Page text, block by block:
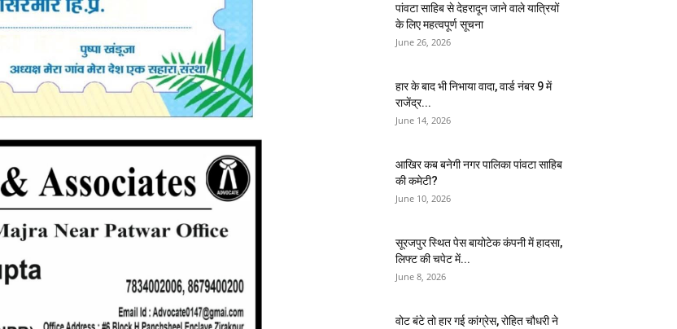
पांवटा साहिब से देहरादून जाने वाले यात्रियों
के लिए महत्वपूर्ण सूचना
June 26, 2026
हार के बाद भी निभाया वादा, वार्ड नंबर 9 में
राजेंद्र...
June 14, 2026
आखिर कब बनेगी नगर पालिका पांवटा साहिब
की कमेटी?
June 10, 2026
सूरजपुर स्थित पेस बायोटेक कंपनी में हादसा,
लिफ्ट की चपेट में...
June 8, 2026
वोट बंटे तो हार गई कांग्रेस, रोहित चौधरी ने